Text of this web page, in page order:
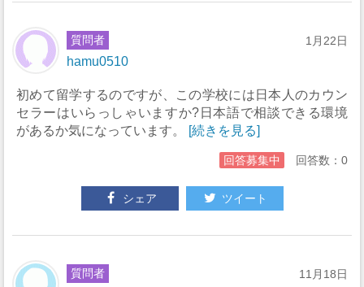
質問者
hamu0510
1月22日
初めて留学するのですが、この学校には日本人のカウン
セラーはいらっしゃいますか?日本語で相談できる環境
があるか気になっています。
[続きを見る]
回答募集中 回答数：0
シェア ツイート
質問者 11月18日